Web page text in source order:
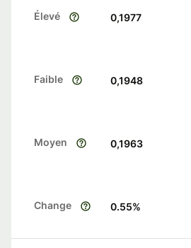
Élevé 0,1977
Faible 0,1948
Moyen 0,1963
Change 0.55%